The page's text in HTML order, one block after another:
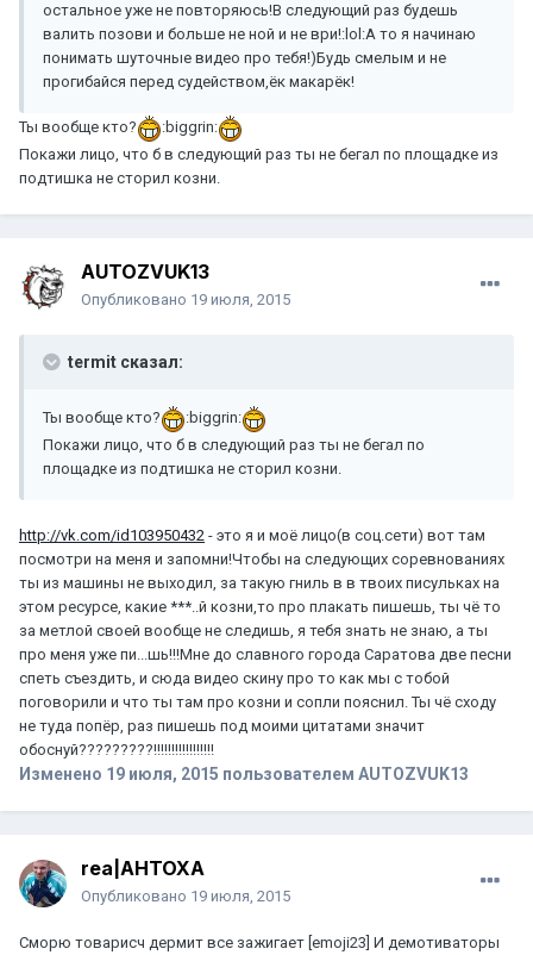
остальное уже не повторяюсь!В следующий раз будешь
валить позови и больше не ной и не ври!:lol:А то я начинаю
понимать шуточные видео про тебя!)Будь смелым и не
прогибайся перед судейством,ёк макарёк!
Ты вообще кто?
:biggrin:
Покажи лицо, что б в следующий раз ты не бегал по площадке из
подтишка не сторил козни.
AUTOZVUK13
Опубликовано 19 июля, 2015
termit сказал:
Ты вообще кто?
:biggrin:
Покажи лицо, что б в следующий раз ты не бегал по
площадке из подтишка не сторил козни.
http://vk.com/id103950432 - это я и моё лицо(в соц.сети) вот там
посмотри на меня и запомни!Чтобы на следующих соревнованиях
ты из машины не выходил, за такую гниль в в твоих писульках на
этом ресурсе, какие ***..й козни,то про плакать пишешь, ты чё то
за метлой своей вообще не следишь, я тебя знать не знаю, а ты
про меня уже пи...шь!!!Мне до славного города Саратова две песни
спеть съездить, и сюда видео скину про то как мы с тобой
поговорили и что ты там про козни и сопли пояснил. Ты чё сходу
не туда попёр, раз пишешь под моими цитатами значит
обоснуй?????????!!!!!!!!!!!!!!!!!
Изменено 19 июля, 2015 пользователем AUTOZVUK13
rea|AHTOXA
Опубликовано 19 июля, 2015
Сморю товарисч дермит все зажигает [emoji23] И демотиваторы